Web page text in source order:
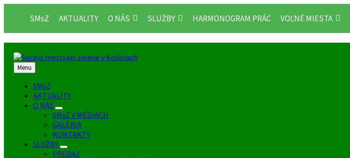
SMsZ AKTUALITY O NÁS SLUŽBY HARMONOGRAM PRÁC VOĽNÉ MIESTA
Menu
SMsZ
AKTUALITY
O NÁS
SMsZ V MÉDIÁCH
GALÉRIA
KONTAKTY
SLUŽBY
PREDAJ